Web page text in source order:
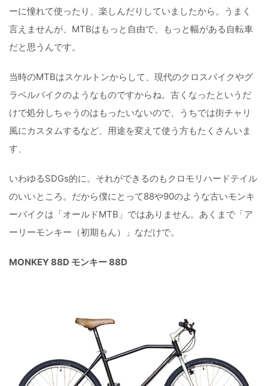
ーに憧れて使ったり、楽しんだりしていましたから。うまく
言えませんが、MTBはもっと自由で、もっと幅がある自転車
だと思うんです。
当時のMTBはスケルトンからして、現代のクロスバイクやグ
ラベルバイクのようなものですからね。古くなったというだ
けで処分しちゃうのはもったいないので、うちでは街チャリ
風にカスタムするなど、用途を変えて使う方もたくさんいま
す、
いわゆるSDGs的に。それができるのもクロモリハードテイル
のいいところ。だから僕にとって88や90のような古いモンキ
ーバイクは「オールドMTB」ではありません。あくまで「ア
ーリーモンキー（初期もん）」なだけで。
MONKEY 88D モンキー 88D